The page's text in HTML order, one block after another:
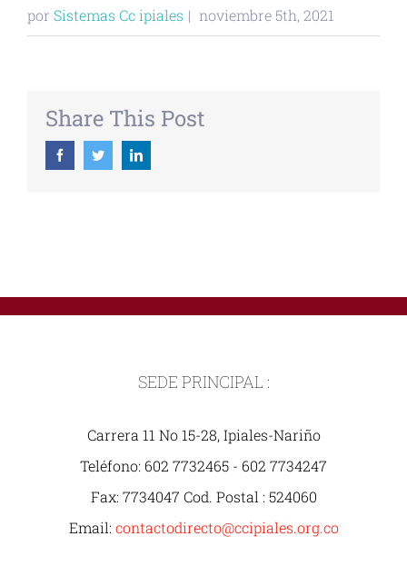
por Sistemas Cc ipiales | noviembre 5th, 2021
Share This Post
FacebookTwitterLinkedin
SEDE PRINCIPAL :
Carrera 11 No 15-28, Ipiales-Nariño
Teléfono: 602 7732465 - 602 7734247
Fax: 7734047 Cod. Postal : 524060
Email: contactodirecto@ccipiales.org.co